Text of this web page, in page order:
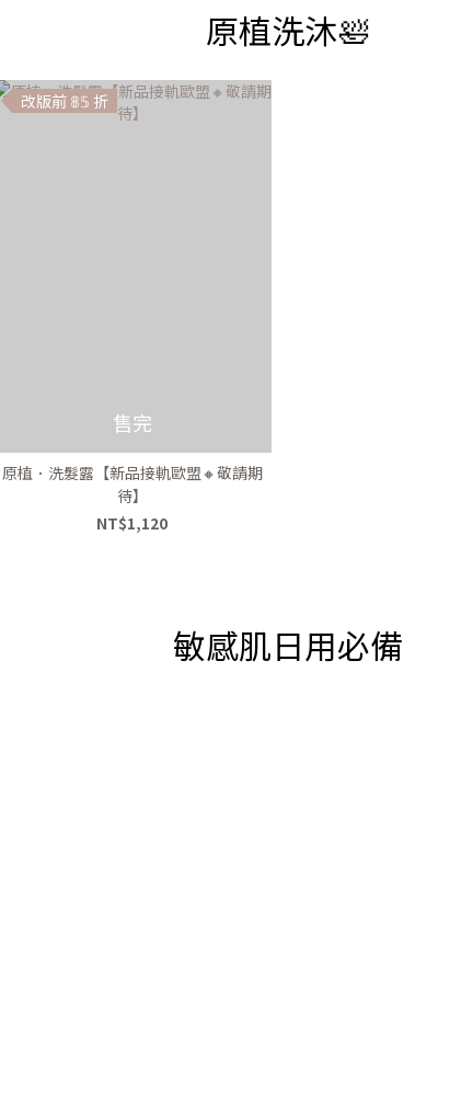
原植洗沐🛀
改版前 𝟠𝟝 折
售完
原植．洗髮露【新品接軌歐盟🔸️敬請期
待】
NT$1,120
敏感肌日用必備